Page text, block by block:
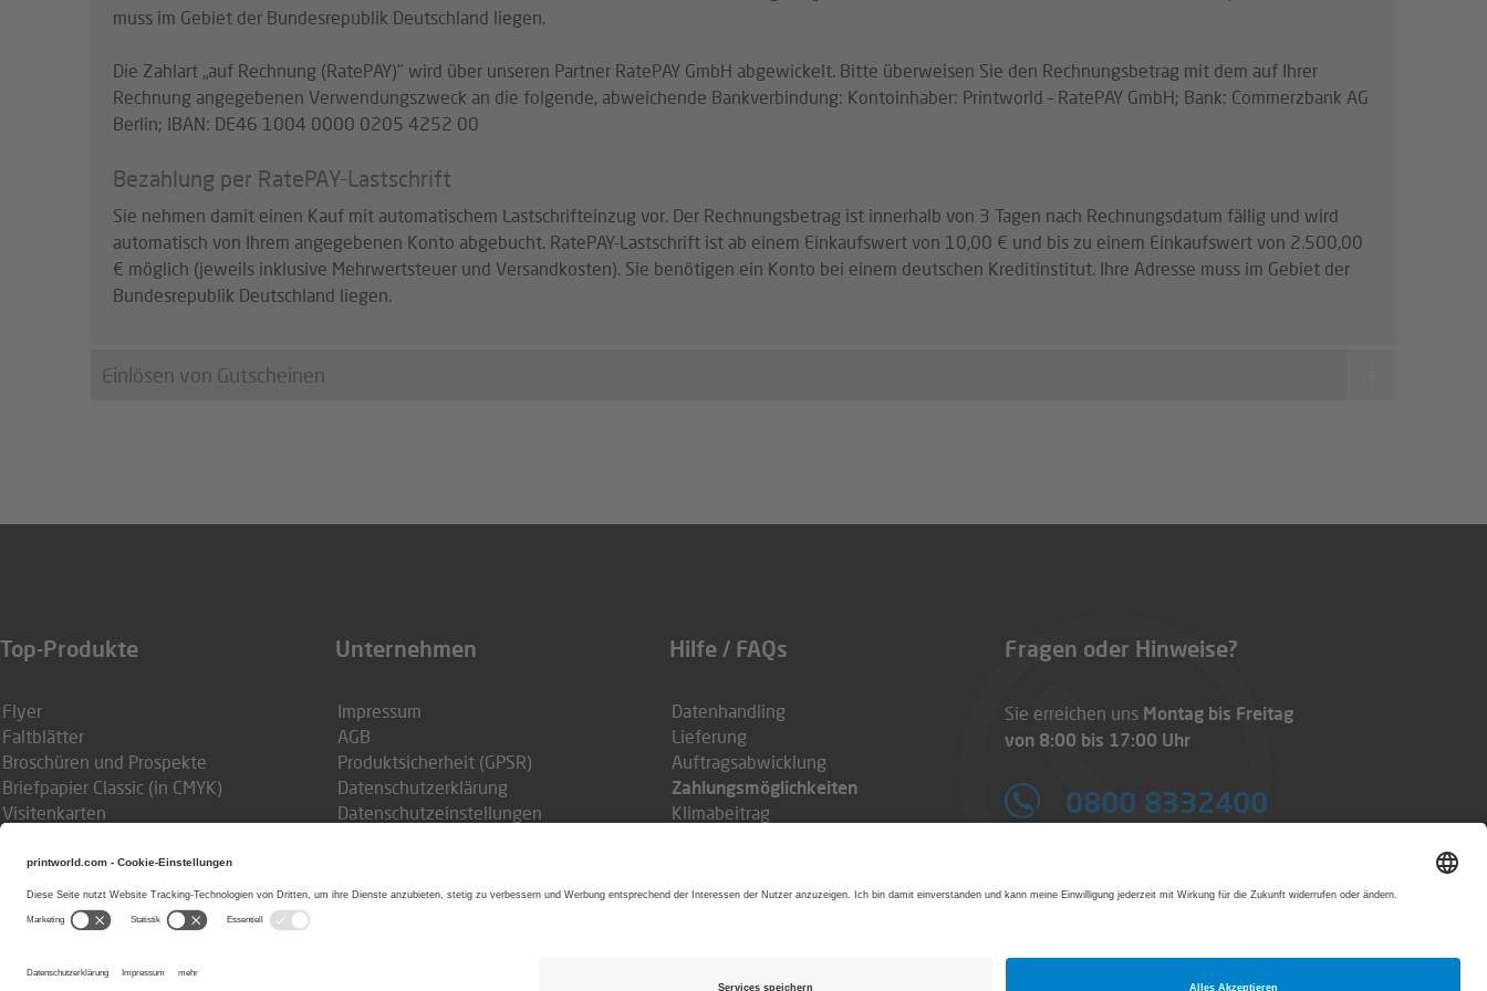
muss im Gebiet der Bundesrepublik Deutschland liegen.
Die Zahlart „auf Rechnung (RatePAY)" wird über unseren Partner RatePAY GmbH abgewickelt. Bitte überweisen Sie den Rechnungsbetrag mit dem auf Ihrer
Rechnung angegebenen Verwendungszweck an die folgende, abweichende Bankverbindung: Kontoinhaber: Printworld – RatePAY GmbH; Bank: Commerzbank AG
Berlin; IBAN: DE46 1004 0000 0205 4252 00
Bezahlung per RatePAY-Lastschrift
Sie nehmen damit einen Kauf mit automatischem Lastschrifteinzug vor. Der Rechnungsbetrag ist innerhalb von 3 Tagen nach Rechnungsdatum fällig und wird
automatisch von Ihrem angegebenen Konto abgebucht. RatePAY-Lastschrift ist ab einem Einkaufswert von 10,00 € und bis zu einem Einkaufswert von 2.500,00
€ möglich (jeweils inklusive Mehrwertsteuer und Versandkosten). Sie benötigen ein Konto bei einem deutschen Kreditinstitut. Ihre Adresse muss im Gebiet der
Bundesrepublik Deutschland liegen.
Einlösen von Gutscheinen
Alle unsere Gutscheine sind zeitlich begrenzt einlösbar, können nicht verlängert oder in bar ausgezahlt und nicht in einer Bestellung kombiniert werden.
Top-Produkte
Flyer
Faltblätter
Broschüren und Prospekte
Briefpapier Classic (in CMYK)
Visitenkarten
Sonderfarben-Druck HKS & Pantone
Abizeitungen / Abibücher
Unternehmen
Impressum
AGB
Produktsicherheit (GPSR)
Datenschutzerklärung
Datenschutzeinstellungen
Hilfe / FAQs
Datenhandling
Lieferung
Auftragsabwicklung
Zahlungsmöglichkeiten
Klimabeitrag
Fragen oder Hinweise?
Sie erreichen uns Montag bis Freitag
von 8:00 bis 17:00 Uhr
0800 8332400